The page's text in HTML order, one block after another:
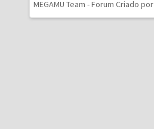
MEGAMU Team - Forum Criado por